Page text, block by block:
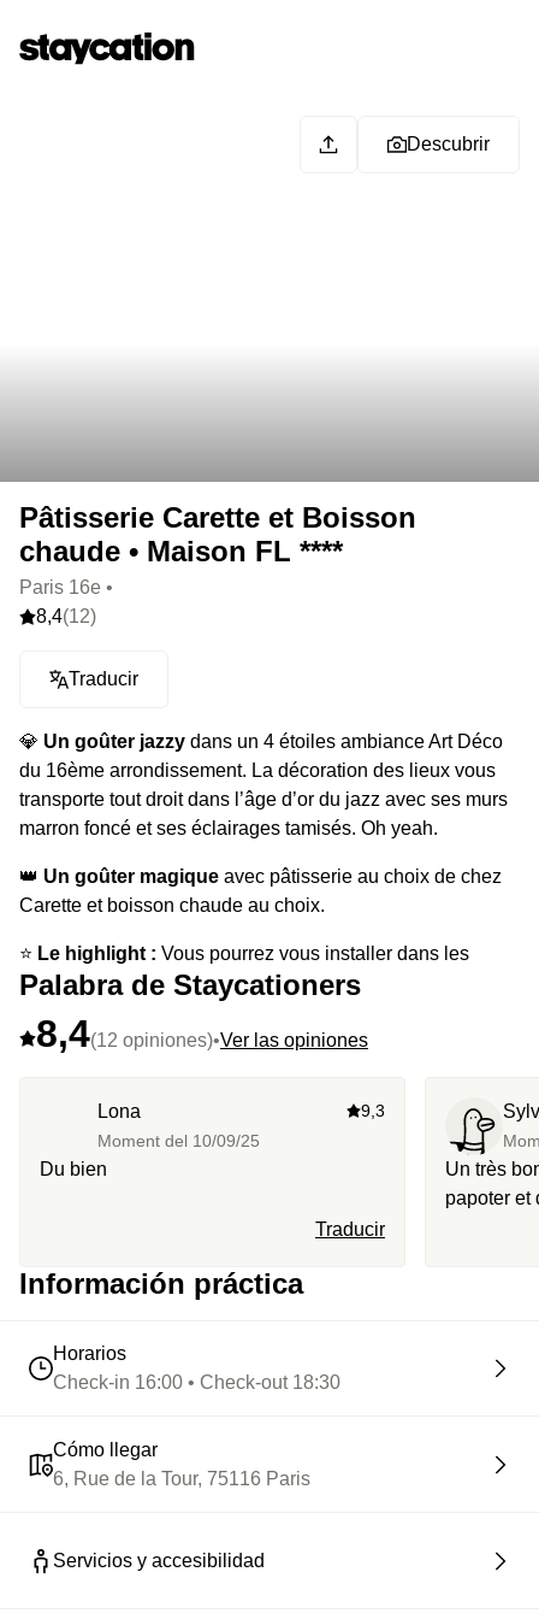
Descubrir
Pâtisserie Carette et Boisson
chaude • Maison FL ****
Paris 16e •
8,4(12)
Traducir
💎 Un goûter jazzy dans un 4 étoiles ambiance Art Déco
du 16ème arrondissement. La décoration des lieux vous
transporte tout droit dans l’âge d’or du jazz avec ses murs
marron foncé et ses éclairages tamisés. Oh yeah.
👑 Un goûter magique avec pâtisserie au choix de chez
Carette et boisson chaude au choix.
⭐️ Le highlight : Vous pourrez vous installer dans les
intérieurs feutrés et sur la petite terrasse végétalisée
Palabra de Staycationers
8,4(12 opiniones)•Ver las opiniones
Lona
Moment del 10/09/25
9,3
Du bien
Traducir
Un très
papoter et
Información práctica
Horarios
Check-in 16:00 • Check-out 18:30
Cómo llegar
6, Rue de la Tour, 75116 Paris
Servicios y accesibilidad